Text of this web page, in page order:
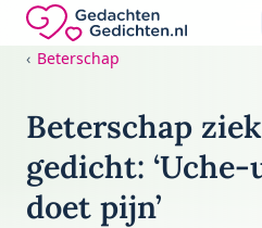
Direct naar de inhoud
Gedachten-Gedichten.nl —
Beterschap
Beterschap
gedicht:
doet pijn’